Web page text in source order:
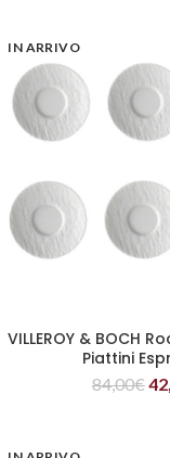
IN ARRIVO
LEGGI
VILLEROY & BOCH
Piattini
84,00€